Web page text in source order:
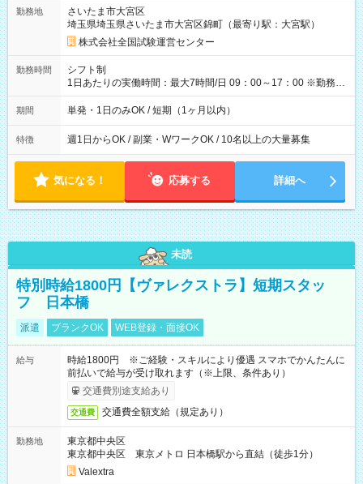
例】 ・河合塾模擬試験 8:30～17:30（休憩1時間） 時給1,300円
×8時間＝日収10,400円＋交通費 ※当日の役割により時給＋100
円の場合あり ・国家試験 7:00～13:30（休憩なし） 時給1,300
円（役割手当＋100円）×6時間＝日収8,400円＋交通費 【試用期
間】試用期間なし
勤務地
さいたま市大宮区
埼玉県埼玉県さいたま市大宮区錦町（最寄り駅：大宮駅）
株式会社全国試験運営センター
勤務時間
シフト制
1日あたりの実働時間：最大7時間/日 09：00～17：00 ※勤務時
間は 試験により異なります。
期間 単発・1日のみOK / 短期（1ヶ月以内）
特徴 週1日からOK / 副業・WワークOK / 10名以上の大量募集
気になる！ 応募する 詳細へ
未読
特別時給1800円【ヴァレクストラ】短期スタッ
フ 日本橋
派遣 ブランクOK WEB登録・面接OK
給与
時給1800円 ※ご経験・スキルにより優遇 スマホでかんたんに
前払いで給与が受け取れます（※上限、条件あり）
交通費別途支給あり
交通費 交通費全額支給（規定あり）
勤務地
東京都中央区
東京都中央区 東京メトロ 日本橋駅から直結（徒歩1分）
Valextra